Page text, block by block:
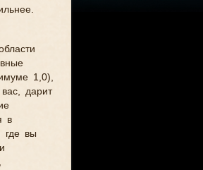
1,0),
дарит
в
где вы